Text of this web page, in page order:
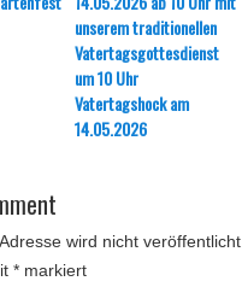
Vatertagshock am
14.05.2026
wird nicht veröffentlicht.
* markiert